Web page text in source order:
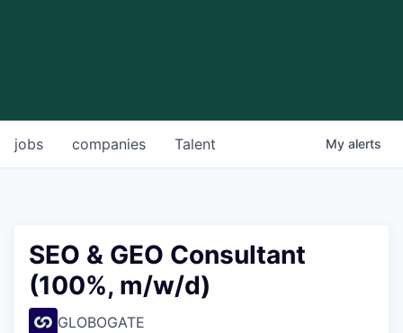
jobs companies Talent My alerts
SEO & GEO Consultant
(100%, m/w/d)
GLOBOGATE